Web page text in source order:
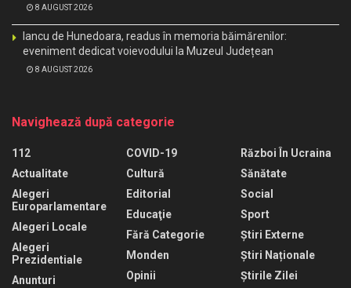
8 AUGUST 2026
Iancu de Hunedoara, readus în memoria băimărenilor:
eveniment dedicat voievodului la Muzeul Județean
8 AUGUST 2026
Navighează după categorie
112
Actualitate
Alegeri
Europarlamentare
Alegeri Locale
Alegeri
Prezidentiale
Anunturi
COVID-19
Cultură
Editorial
Educaţie
Fără Categorie
Monden
Opinii
Război În Ucraina
Sănătate
Social
Sport
Știri Externe
Știri Naționale
Știrile Zilei